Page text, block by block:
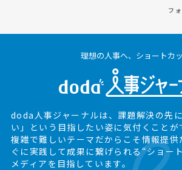
フ
理想の人事へ、ショートカ
doda人事ジャーナルは、課題解決の先
い」という目指したい姿に気付くことが
複雑で難しいテーマだからこそ情報提供
ぐに実践して成果に繋げられる“ショー
メディアを目指しています。